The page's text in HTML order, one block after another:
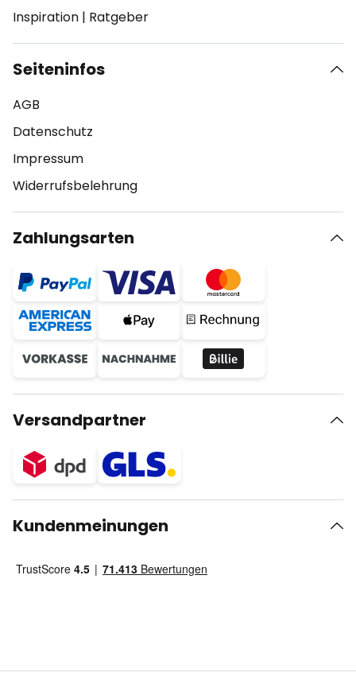
Inspiration | Ratgeber
Seiteninfos
AGB
Datenschutz
Impressum
Widerrufsbelehrung
Zahlungsarten
Versandpartner
Kundenmeinungen